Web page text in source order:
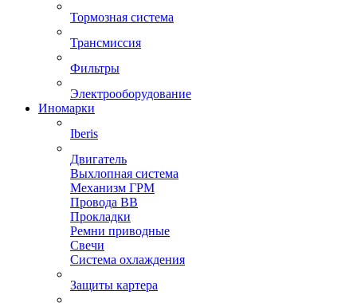
Тормозная система
Трансмиссия
Фильтры
Электрооборудование
Иномарки
Iberis
Двигатель
Выхлопная система
Механизм ГРМ
Провода ВВ
Прокладки
Ремни приводные
Свечи
Система охлаждения
Защиты картера